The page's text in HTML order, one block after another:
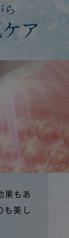
ら
ア
※イメージ
果もあ
も美し